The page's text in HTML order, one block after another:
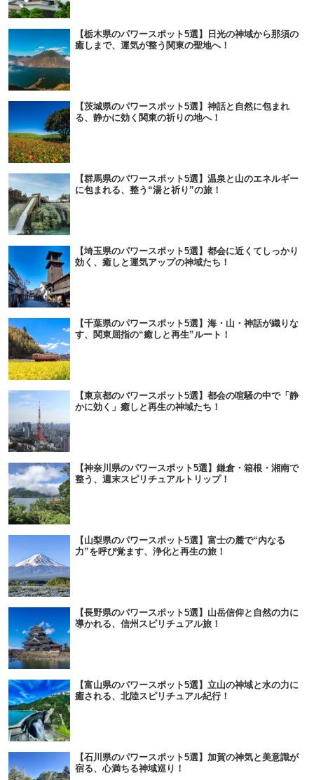
【栃木県のパワースポット5選】日光の神域から那須の
癒しまで、運気が整う関東の聖地へ！
【茨城県のパワースポット5選】神話と自然に包まれ
る、静かに効く関東の祈りの地へ！
【群馬県のパワースポット5選】温泉と山のエネルギー
に包まれる、整う“湯と祈り”の旅！
【埼玉県のパワースポット5選】都会に近くてしっかり
効く、癒しと運気アップの神域たち！
【千葉県のパワースポット5選】海・山・神話が織りな
す、関東屈指の“癒しと再生”ルート！
【東京都のパワースポット5選】都会の喧騒の中で「静
かに効く」癒しと再生の神域たち！
【神奈川県のパワースポット5選】鎌倉・箱根・湘南で
整う、週末スピリチュアルトリップ！
【山梨県のパワースポット5選】富士の麓で“内なる
力”を呼び覚ます、浄化と再生の旅！
【長野県のパワースポット5選】山岳信仰と自然の力に
導かれる、信州スピリチュアル旅！
【富山県のパワースポット5選】立山の神域と水の力に
癒される、北陸スピリチュアル紀行！
【石川県のパワースポット5選】加賀の神気と美意識が
宿る、心満ちる神域巡り！